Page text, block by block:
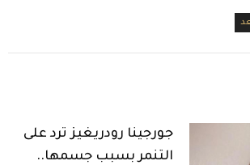
جورجينا رودريغيز ترد على
التنمر بسبب جسمها..